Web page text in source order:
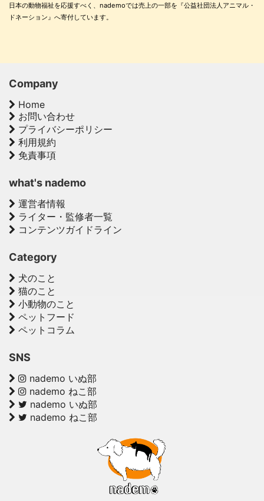
日本の動物福祉を応援すべく、nademoでは売上の一部を『公益社団法人アニマル・
ドネーション』へ寄付しています。
Company
Home
お問い合わせ
プライバシーポリシー
利用規約
免責事項
what's nademo
運営者情報
ライター・監修者一覧
コンテンツガイドライン
Category
犬のこと
猫のこと
小動物のこと
ペットフード
ペットコラム
SNS
nademo いぬ部
nademo ねこ部
nademo いぬ部
nademo ねこ部